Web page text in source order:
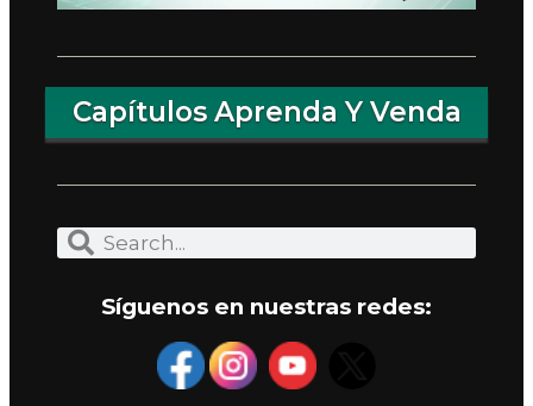
Capítulos Aprenda Y Venda
Síguenos en nuestras redes: